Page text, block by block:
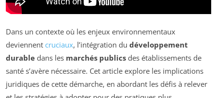
Dans un contexte où les enjeux environnementaux
deviennent cruciaux, l’intégration du développement
durable dans les marchés publics des établissements de
santé s’avère nécessaire. Cet article explore les implications
juridiques de cette démarche, en abordant les défis à relever